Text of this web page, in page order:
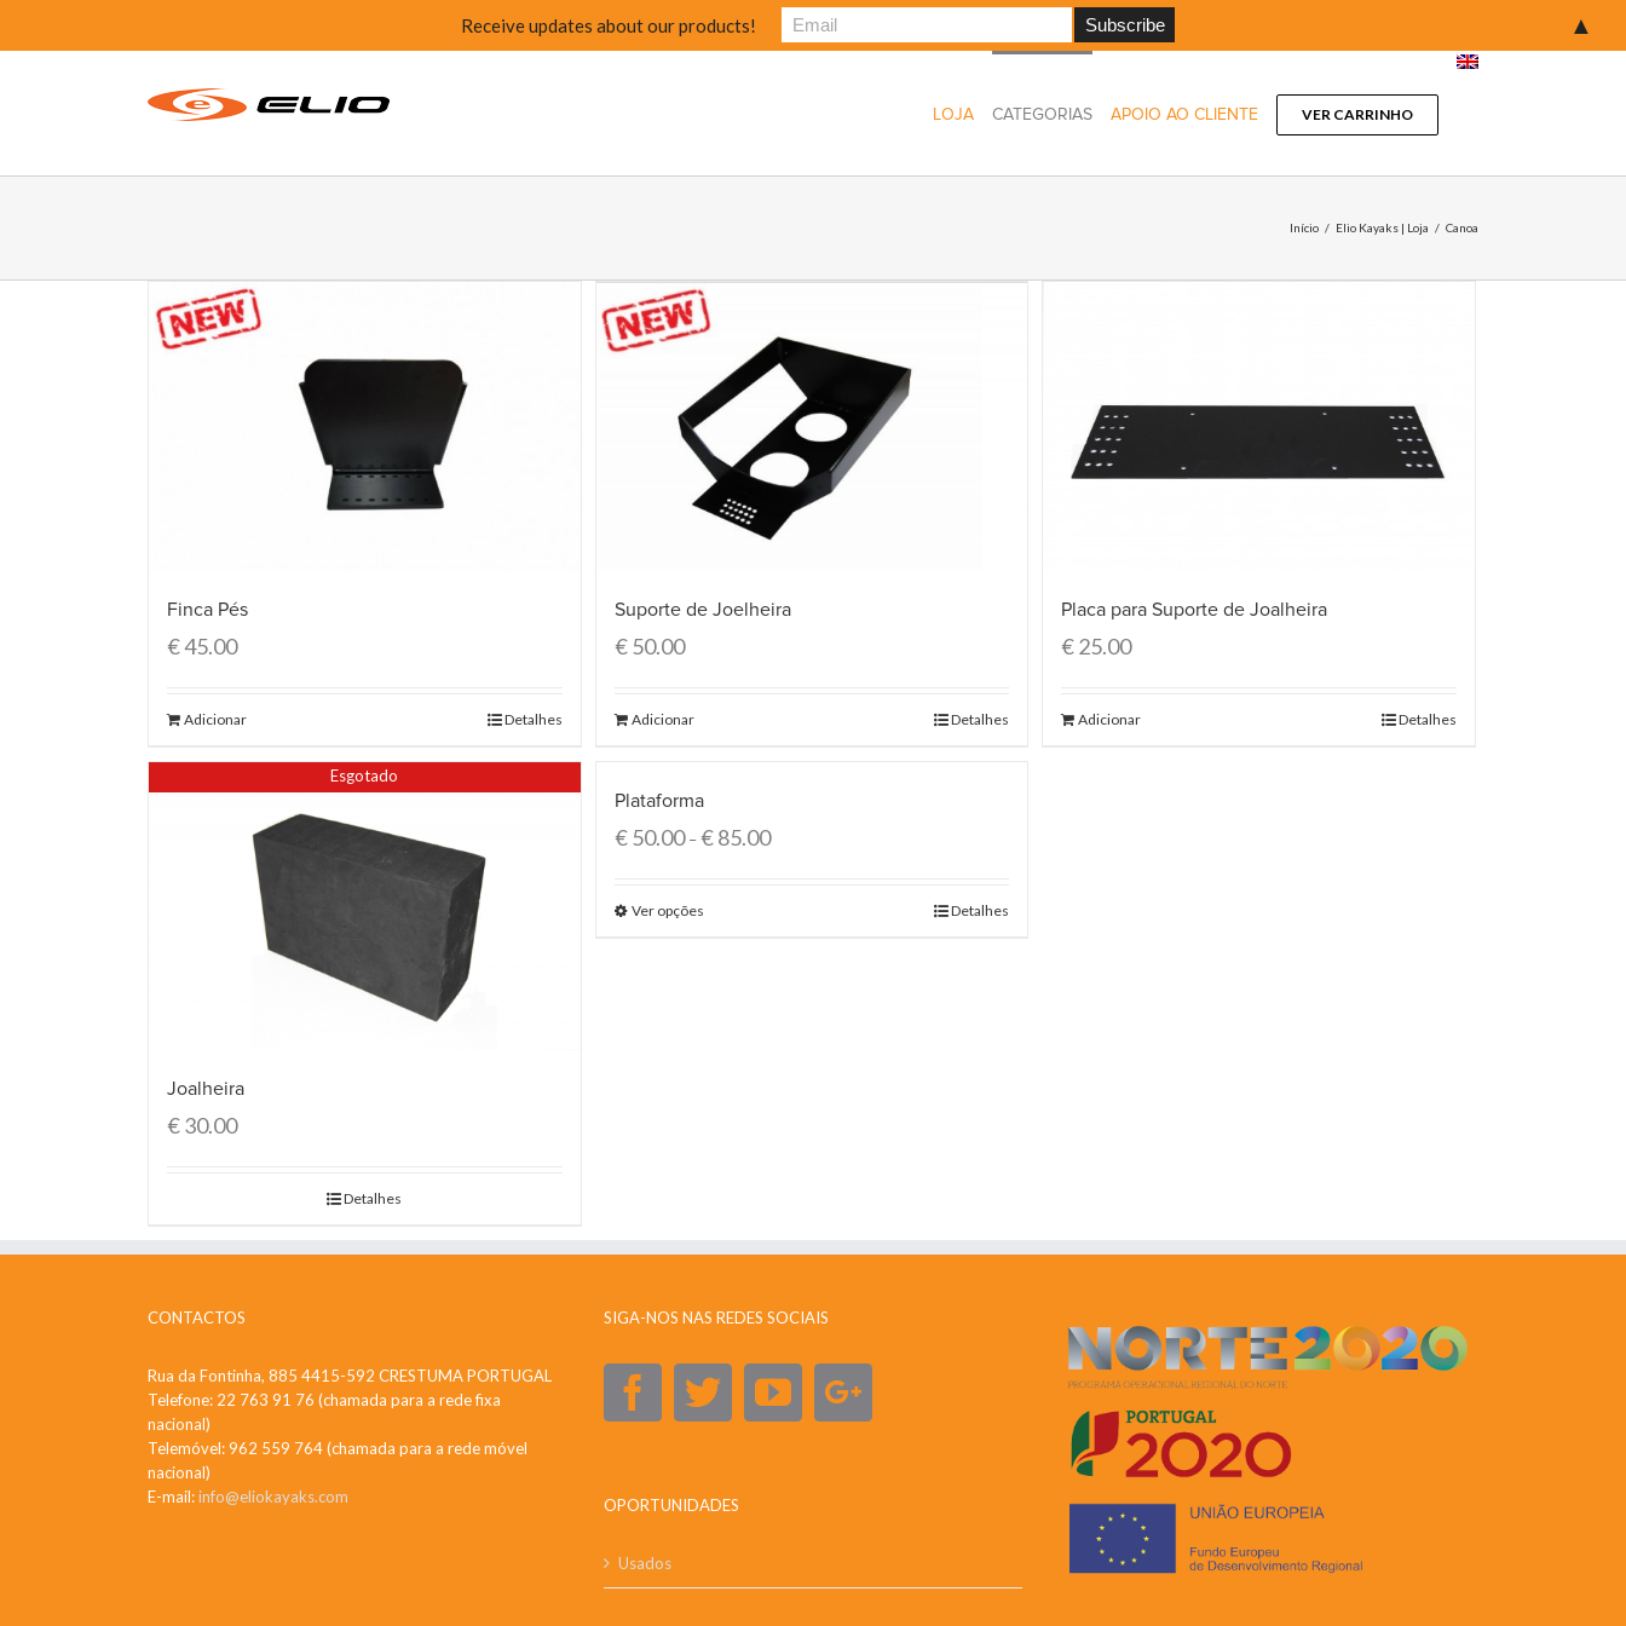
LOJA CATEGORIAS APOIO AO CLIENTE VER CARRINHO
Início / Elio Kayaks | Loja / Canoa
Finca Pés
€45.00
Adicionar Detalhes
Suporte de Joelheira
€50.00
Adicionar Detalhes
Placa para Suporte de Joalheira
€25.00
Adicionar Detalhes
Esgotado
Joalheira
€30.00
Detalhes
Plataforma
€50.00–€85.00
Ver opções Detalhes
CONTACTOS
Rua da Fontinha, 885 4415-592 CRESTUMA PORTUGAL
Telefone: 22 763 91 76 (chamada para a rede fixa
nacional)
Telemóvel: 962 559 764 (chamada para a rede móvel
nacional)
E-mail:info@eliokayaks.com
SIGA-NOS NAS REDES SOCIAIS
OPORTUNIDADES
Usados
Receive updates about our products! ▲